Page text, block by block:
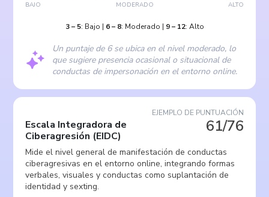
BAJO MODERADO ALTO
3– 5: Bajo | 6– 8: Moderado | 9– 12: Alto
Un puntaje de 6 se ubica en el nivel moderado, lo
que sugiere presencia ocasional o situacional de
conductas de impersonación en el entorno online.
EJEMPLO DE PUNTUACIÓN
61/76
Escala Integradora de
Ciberagresión (EIDC)
Mide el nivel general de manifestación de conductas
ciberagresivas en el entorno online, integrando formas
verbales, visuales y conductas como suplantación de
identidad y sexting.